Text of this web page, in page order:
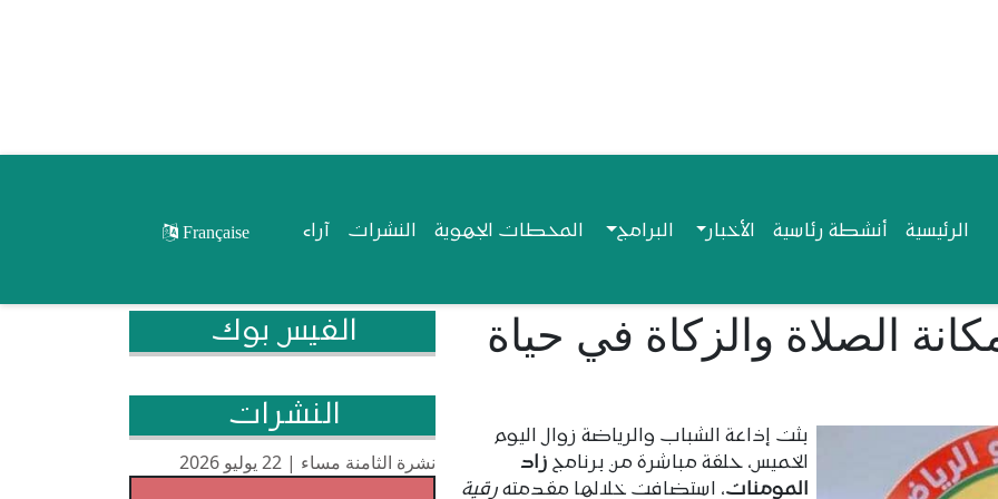
Navigationالرئيسية أنشطة رئاسية الأخبار البرامج المحطات الجهوية النشرات آراء Française
الصلاة والزكاة في حياة
بثت إذاعة الشباب والرياضة زوال اليوم
الخميس، حلقة مباشرة من برنامج زاد
المومنات، استضافت خلالها مقدمته رقية
الفيس بوك
النشرات
نشرة الثامنة مساء | 22 يوليو 2026